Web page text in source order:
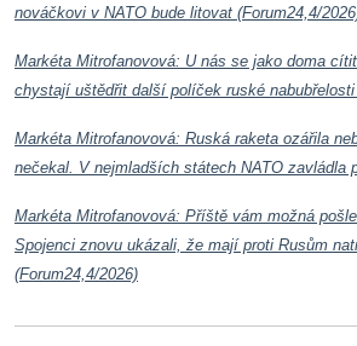
nováčkovi v NATO bude litovat (Forum24,4/
Markéta Mitrofanovová: U nás se jako doma
chystají uštědřit další políček ruské nabubřelosti
Markéta Mitrofanovová: Ruská raketa ozářila
nečekal. V nejmladších státech NATO zavládla
Markéta Mitrofanovová: Příště vám možná
Spojenci znovu ukázali, že mají proti Rusům
(Forum24,4/2026)